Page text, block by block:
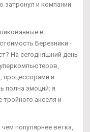
затронул и компании
в
Березники -
На сегодняшний день
процессорами и
полна эмоций: я
акселя и
популярнее ветка,